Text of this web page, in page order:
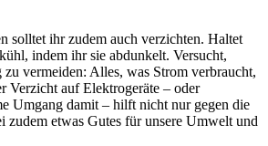
solltet ihr zudem auch verzichten. Haltet
indem ihr sie abdunkelt. Versucht,
vermeiden: Alles, was Strom verbraucht,
Verzicht auf Elektrogeräte – oder
Umgang damit – hilft nicht nur gegen die
zudem etwas Gutes für unsere Umwelt und